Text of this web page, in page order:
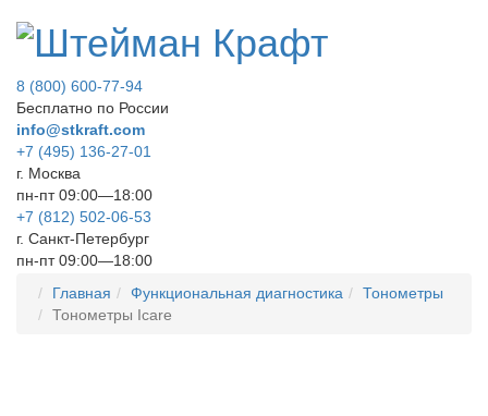
8 (800) 600-77-94
Бесплатно по России
info@stkraft.com
+7 (495) 136-27-01
г. Москва
пн-пт 09:00—18:00
+7 (812) 502-06-53
г. Санкт-Петербург
пн-пт 09:00—18:00
Главная
Функциональная диагностика
Тонометры
Тонометры Icare